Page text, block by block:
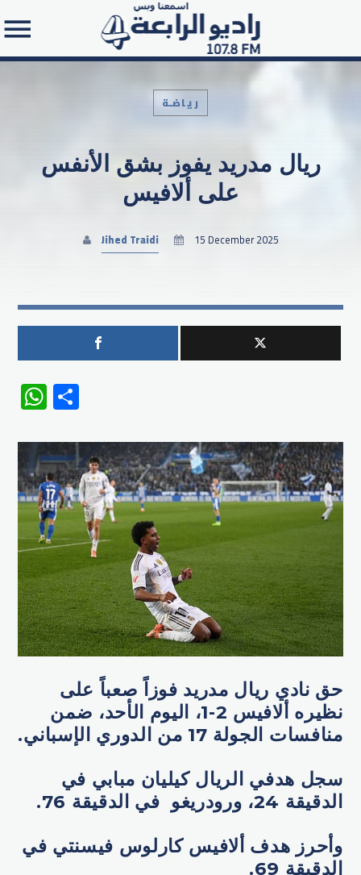
Search in the website:
رياضـة
ريال مدريد يفوز بشق الأنفس
على ألافيس
Jihed Traidi 15 December 2025
WhatsApp
حق نادي ريال مدريد فوزاً صعباً على
نظيره ألافيس 2-1، اليوم الأحد، ضمن
منافسات الجولة 17 من الدوري الإسباني.
سجل هدفي الريال كيليان مبابي في
الدقيقة 24، ورودريغو في الدقيقة 76.
وأحرز هدف ألافيس كارلوس فيسنتي في
الدقيقة 69.